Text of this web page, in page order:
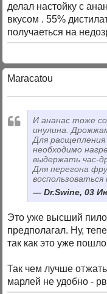
делал настойку с
вкусом . 55%
получаеться на
Maracatou
И ананас тоже
инулина.
Для
необходимо
выдержать час-
Для перегона
Dr.Swine, 03
Это уже высший
предполагал. Ну,
так как это уже
Так чем лучше отжать
марлей не удобно -